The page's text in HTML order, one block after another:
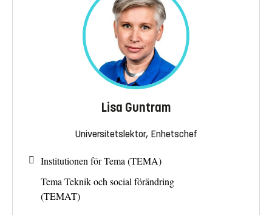
Lisa Guntram
Universitetslektor, Enhetschef
Institutionen för Tema (TEMA)
Tema Teknik och social förändring
(TEMAT)